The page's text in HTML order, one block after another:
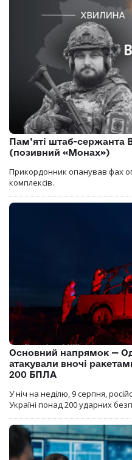
Пам’яті штаб-сержанта
(позивний «Монах»)
Прикордонник опанував фах
комплексів.
Основний напрямок —
атакували вночі
200 БПЛА
У ніч на неділю, 9 серпня,
Україні понад 200 ударних